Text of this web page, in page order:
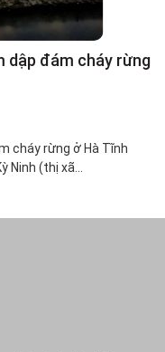
dập đám cháy rừng
cháy rừng ở Hà Tĩnh
(thị xã...